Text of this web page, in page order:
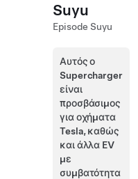
Suyu
Episode Suyu
Αυτός ο
Supercharger
είναι
προσβάσιμος
για οχήματα
Tesla, καθώς
και άλλα EV
με
συμβατότητα